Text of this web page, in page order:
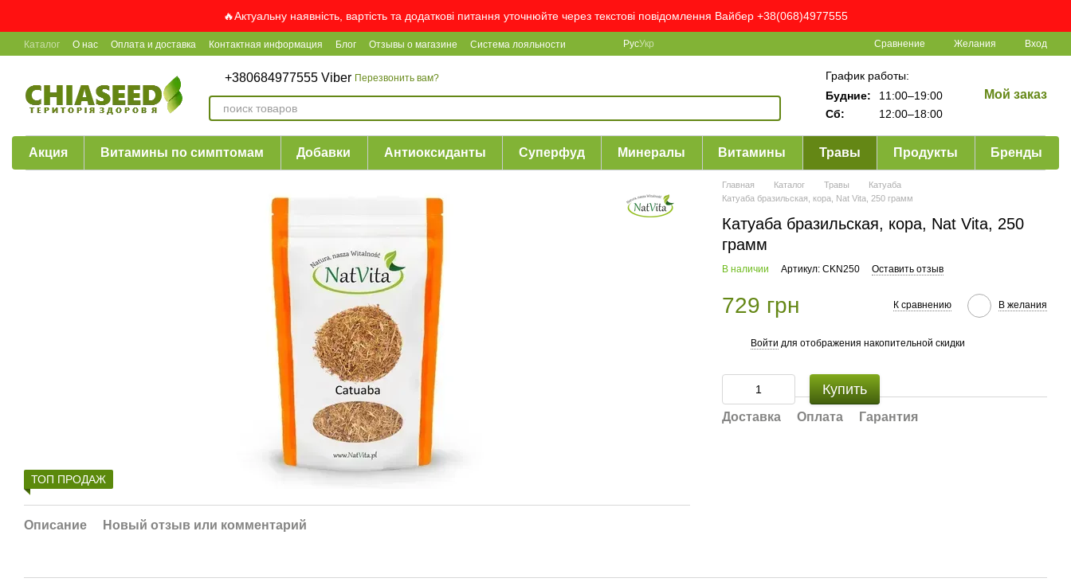
🔥Актуальну наявність, вартість та додаткові питання уточнюйте через текстові повідомлення Вайбер +38(068)4977555
Каталог О нас Оплата и доставка Контактная информация Блог Отзывы о магазине Система лояльности РусУкр Сравнение Желания Вход
+380684977555 Viber Перезвонить вам?
График работы:
Будние:
11:00–19:00
Сб:
12:00–18:00
Мой заказ
Акция Витамины по симптомам Добавки Антиоксиданты Суперфуд Минералы Витамины Травы Продукты Бренды
ТОП ПРОДАЖ
Описание Новый отзыв или комментарий
Главная Каталог Травы
Катуаба
Катуаба бразильская, кора, Nat Vita, 250 грамм
Катуаба бразильская, кора, Nat Vita, 250
грамм
В наличии Артикул: CKN250 Оставить отзыв
729 грн К сравнению В желания
Войти для отображения накопительной скидки
Купить
Доставка Оплата Гарантия